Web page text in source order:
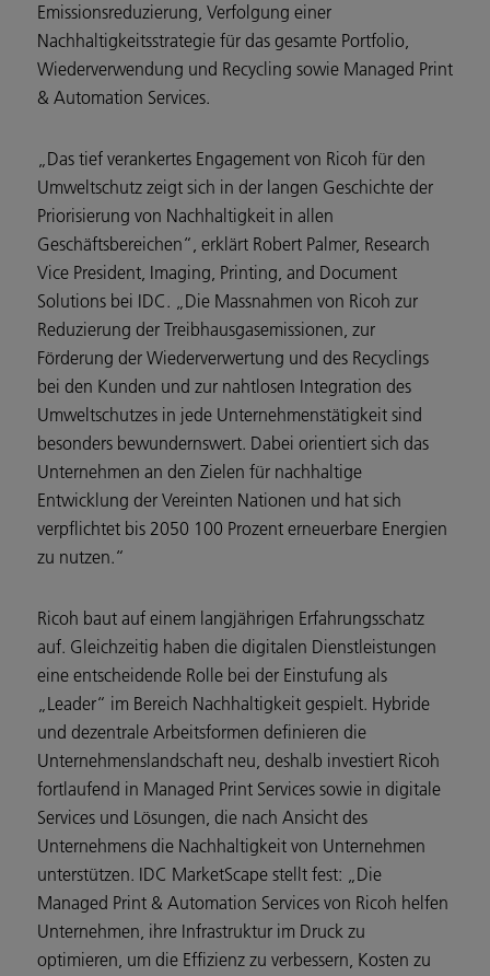
Emissionsreduzierung, Verfolgung einer
Nachhaltigkeitsstrategie für das gesamte Portfolio,
Wiederverwendung und Recycling sowie Managed Print
& Automation Services.
„Das tief verankertes Engagement von Ricoh für den
Umweltschutz zeigt sich in der langen Geschichte der
Priorisierung von Nachhaltigkeit in allen
Geschäftsbereichen“, erklärt Robert Palmer, Research
Vice President, Imaging, Printing, and Document
Solutions bei IDC. „Die Massnahmen von Ricoh zur
Reduzierung der Treibhausgasemissionen, zur
Förderung der Wiederverwertung und des Recyclings
bei den Kunden und zur nahtlosen Integration des
Umweltschutzes in jede Unternehmenstätigkeit sind
besonders bewundernswert. Dabei orientiert sich das
Unternehmen an den Zielen für nachhaltige
Entwicklung der Vereinten Nationen und hat sich
verpflichtet bis 2050 100 Prozent erneuerbare Energien
zu nutzen.“
Ricoh baut auf einem langjährigen Erfahrungsschatz
auf. Gleichzeitig haben die digitalen Dienstleistungen
eine entscheidende Rolle bei der Einstufung als
„Leader“ im Bereich Nachhaltigkeit gespielt. Hybride
und dezentrale Arbeitsformen definieren die
Unternehmenslandschaft neu, deshalb investiert Ricoh
fortlaufend in Managed Print Services sowie in digitale
Services und Lösungen, die nach Ansicht des
Unternehmens die Nachhaltigkeit von Unternehmen
unterstützen. IDC MarketScape stellt fest: „Die
Managed Print & Automation Services von Ricoh helfen
Unternehmen, ihre Infrastruktur im Druck zu
optimieren, um die Effizienz zu verbessern, Kosten zu